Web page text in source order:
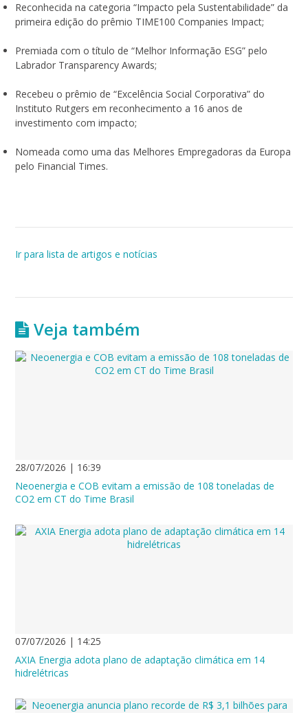
Reconhecida na categoria “Impacto pela Sustentabilidade” da
primeira edição do prêmio TIME100 Companies Impact;
Premiada com o título de “Melhor Informação ESG” pelo
Labrador Transparency Awards;
Recebeu o prêmio de “Excelência Social Corporativa” do
Instituto Rutgers em reconhecimento a 16 anos de
investimento com impacto;
Nomeada como uma das Melhores Empregadoras da Europa
pelo Financial Times.
Ir para lista de artigos e notícias
Veja também
28/07/2026 | 16:39
Neoenergia e COB evitam a emissão de 108 toneladas de
CO2 em CT do Time Brasil
07/07/2026 | 14:25
AXIA Energia adota plano de adaptação climática em 14
hidrelétricas